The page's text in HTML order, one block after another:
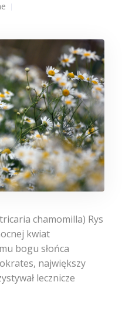
chamomilla) Rys
kwiat
bogu słońca
największy
lecznicze